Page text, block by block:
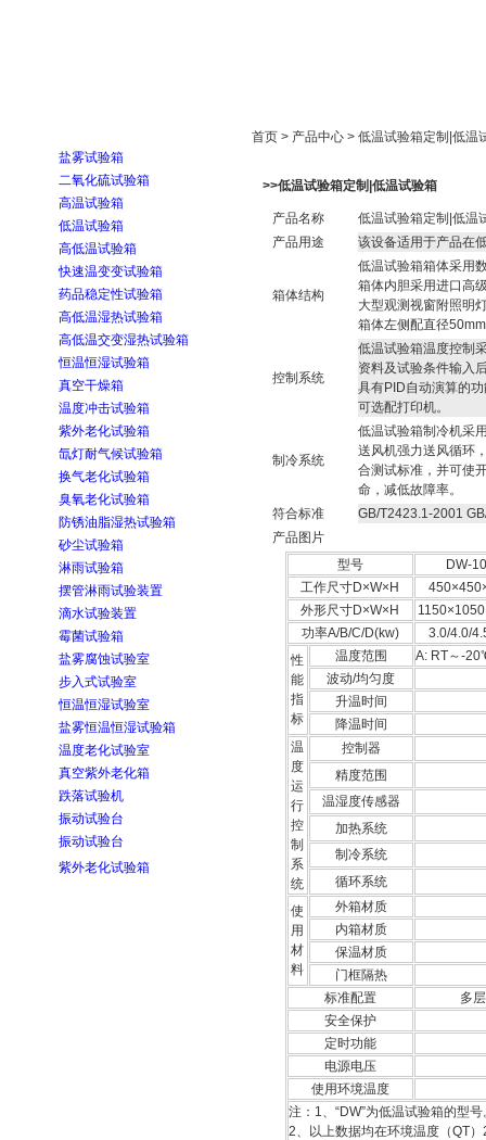
盐雾试验箱
二氧化硫试验箱
高温试验箱
低温试验箱
高低温试验箱
快速温变变试验箱
药品稳定性试验箱
高低温湿热试验箱
高低温交变湿热试验箱
恒温恒湿试验箱
真空干燥箱
温度冲击试验箱
紫外老化试验箱
氙灯耐气候试验箱
换气老化试验箱
臭氧老化试验箱
防锈油脂湿热试验箱
砂尘试验箱
淋雨试验箱
摆管淋雨试验装置
滴水试验装置
霉菌试验箱
盐雾腐蚀试验室
步入式试验室
恒温恒湿试验室
盐雾恒温恒湿试验箱
温度老化试验室
真空紫外老化箱
跌落试验机
振动试验台
振动试验台
紫外老化试验箱
首页 > 产品中心 > 低温试验箱定制|低温
>>低温试验箱定制|低温试验箱
产品名称
低温试验箱定制|低温
产品用途
该设备适用于产品在
箱体结构
低温试验箱箱体采用
箱体内胆采用进口高
大型观测视窗附照明
箱体左侧配直径
控制系统
低温试验箱温度控制
资料及试验条件输入
具有PID自动演算的
可选配打印机。
制冷系统
低温试验箱制冷机采
送风机强力送风循环
合测试标准，并可使
命，减低故障率。
符合标准
GB/T2423.1-2001
产品图片
型号
DW-
工作尺寸D×W×H
外形尺寸D×W×H
功率A/B/C/D(kw)
3.0/4.0/
性
能
指
标
温度范围 A:RT～-
波动/均匀度
升温时间
降温时间
温
度
运
行
控
制
系
统
控制器
精度范围
温湿度传感器
加热系统
制冷系统
循环系统
使
用
材
料
外箱材质
内箱材质
保温材质
门框隔热
标准配置
多
安全保护
定时功能
电源电压
使用环境温度
注：1、“DW”为低温试验箱的型号
2、以上数据均在环境温度（QT